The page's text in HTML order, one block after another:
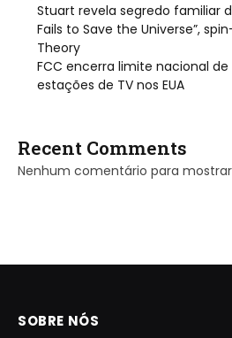
Stuart revela segredo familiar
Fails to Save the Universe”,
Theory
FCC encerra limite nacional
estações de TV nos EUA
Recent Comments
Nenhum comentário para
SOBRE NÓS